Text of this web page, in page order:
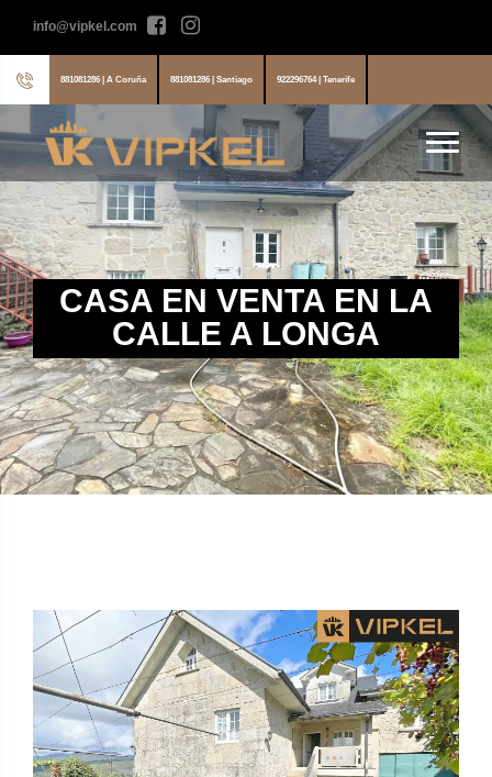
info@vipkel.com
881081286 | A Coruña 881081286 | Santiago 922296764 | Tenerife
CASA EN VENTA EN LA
CALLE A LONGA